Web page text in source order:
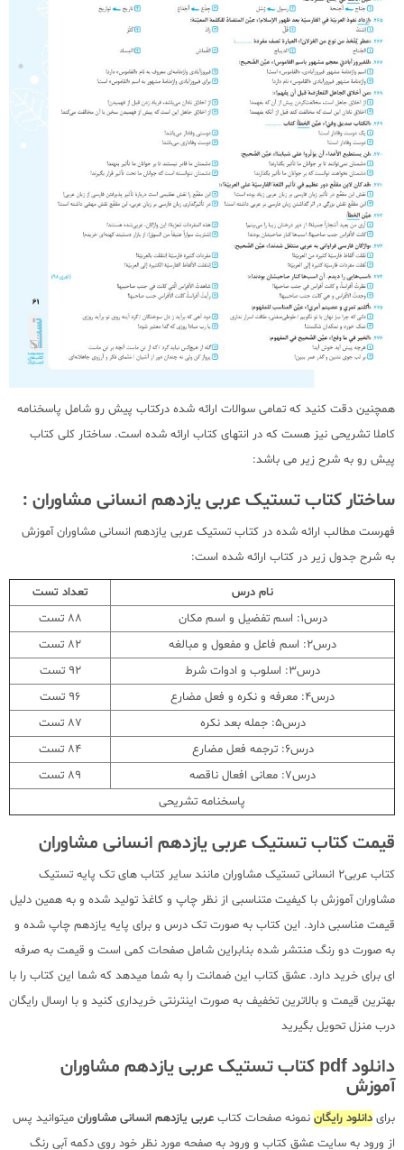
همچنین دقت کنید که تمامی سوالات ارائه شده درکتاب پیش رو شامل پاسخنامه
کاملا تشریحی نیز هست که در انتهای کتاب ارائه شده است. ساختار کلی کتاب
پیش رو به شرح زیر می باشد:
ساختار کتاب تستیک عربی یازدهم انسانی مشاوران :
فهرست مطالب ارائه شده در کتاب تستیک عربی یازدهم انسانی مشاوران آموزش
به شرح جدول زیر در کتاب ارائه شده است:
نام درس
تعداد تست
درس1: اسم تفضیل و اسم مکان
88 تست
درس2: اسم فاعل و مفعول و مبالغه
82 تست
درس3: اسلوب و ادوات شرط
92 تست
درس4: معرفه و نکره و فعل مضارع
96 تست
درس5: جمله بعد نکره
87 تست
درس6: ترجمه فعل مضارع
84 تست
درس7: معانی افعال ناقصه
89 تست
پاسخنامه تشریحی
قیمت کتاب تستیک عربی یازدهم انسانی مشاوران
کتاب عربی2 انسانی تستیک مشاوران مانند سایر کتاب های تک پایه تستیک
مشاوران آموزش با کیفیت متناسبی از نظر چاپ و کاغذ تولید شده و به همین دلیل
قیمت مناسبی دارد. این کتاب به صورت تک درس و برای پایه یازدهم چاپ شده و
به صورت دو رنگ منتشر شده بنابراین شامل صفحات کمی است و قیمت به صرفه
ای برای خرید دارد. عشق کتاب این ضمانت را به شما میدهد که شما این کتاب را با
بهترین قیمت و بالاترین تخفیف به صورت اینترنتی خریداری کنید و با ارسال رایگان
درب منزل تحویل بگیرید
دانلود pdf کتاب تستیک عربی یازدهم مشاوران
آموزش
برای دانلود رایگان نمونه صفحات کتاب عربی یازدهم انسانی مشاوران میتوانید پس
از ورود به سایت عشق کتاب و ورود به صفحه مورد نظر خود روی دکمه آبی رنگ